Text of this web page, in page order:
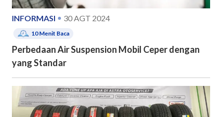
INFORMASI 30 AGT 2024
10Menit Baca
Perbedaan Air Suspension Mobil Ceper dengan
yang Standar